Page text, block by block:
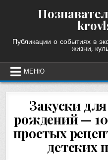
Публикации о событиях в
жизни,
МЕНЮ
Закуски
рождений —
простых
детских